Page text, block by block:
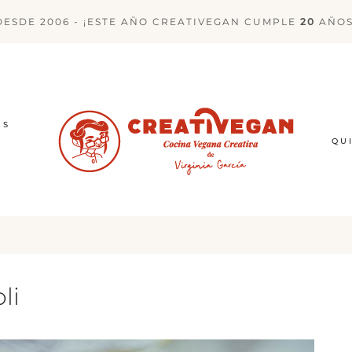
2006 - ¡ESTE AÑO CREATIVEGAN CUMPLE 20